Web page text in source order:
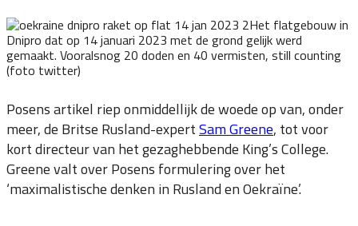
Het flatgebouw in
Dnipro dat op 14 januari 2023 met de grond gelijk werd
gemaakt. Vooralsnog 20 doden en 40 vermisten, still counting
(foto twitter)
Posens artikel riep onmiddellijk de woede op van, onder
meer, de Britse Rusland-expertSam Greene, tot voor
kort directeur van het gezaghebbende King’s College.
Greene valt over Posens formulering over het
‘maximalistische denken in Rusland en Oekraïne’.